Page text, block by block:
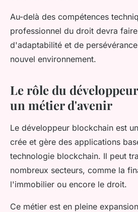
Au-delà des compétences
professionnel du droit devra
d'adaptabilité et de
nouvel environnement.
Le rôle du
un métier d'avenir
Le développeur blockchain est
crée et gère des applications
technologie blockchain. Il peut
nombreux secteurs, comme la
l'immobilier ou encore le droit.
Ce métier est en pleine